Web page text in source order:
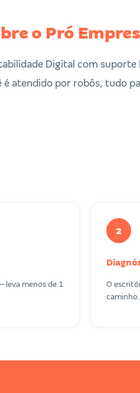
o Pró
Digital com
é atendido por robôs, tudo
leva menos de 1
2
O
caminho.